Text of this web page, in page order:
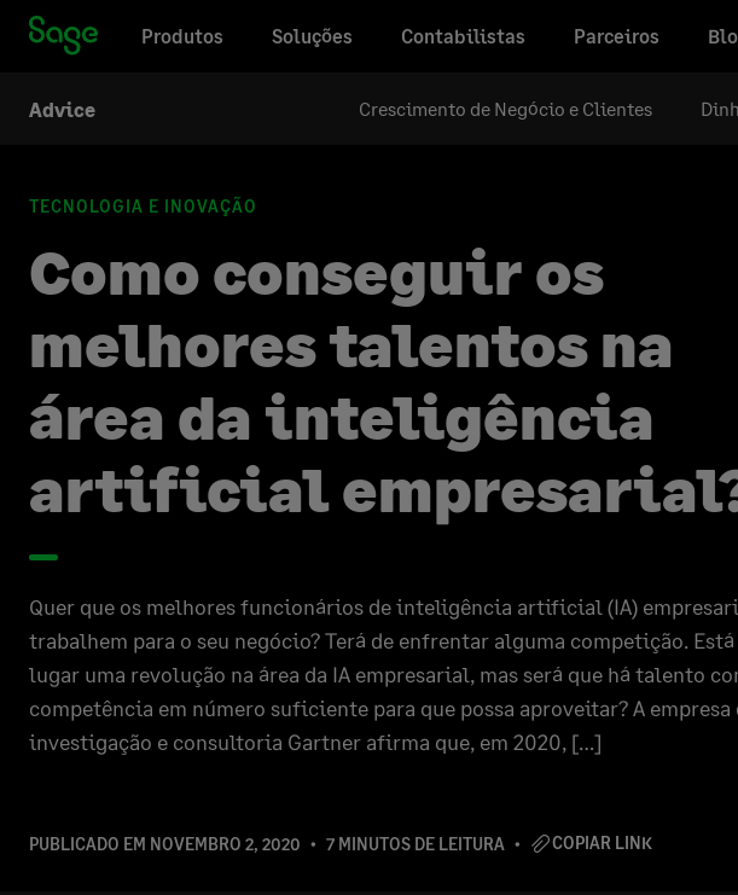
Produtos
Soluções Contabilistas Parceiros
Advice Crescimento de Negócio e Clientes
TECNOLOGIA E INOVAÇÃO
Como conseguir os
melhores talentos na
área da inteligência
artificial
Quer que os melhores funcionários de inteligência artificial (IA)
trabalhem para o seu negócio? Terá de enfrentar alguma competição.
lugar uma revolução na área da IA empresarial, mas será que há talento
competência em número suficiente para que possa aproveitar? A empresa
investigação e consultoria Gartner afirma que, em 2020, […]
PUBLICADO EM NOVEMBRO 2, 2020 7 MINUTOS DE LEITURA COPIAR LINK